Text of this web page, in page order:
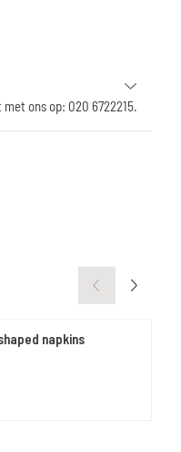
ons op: 020 6722215.
napkins